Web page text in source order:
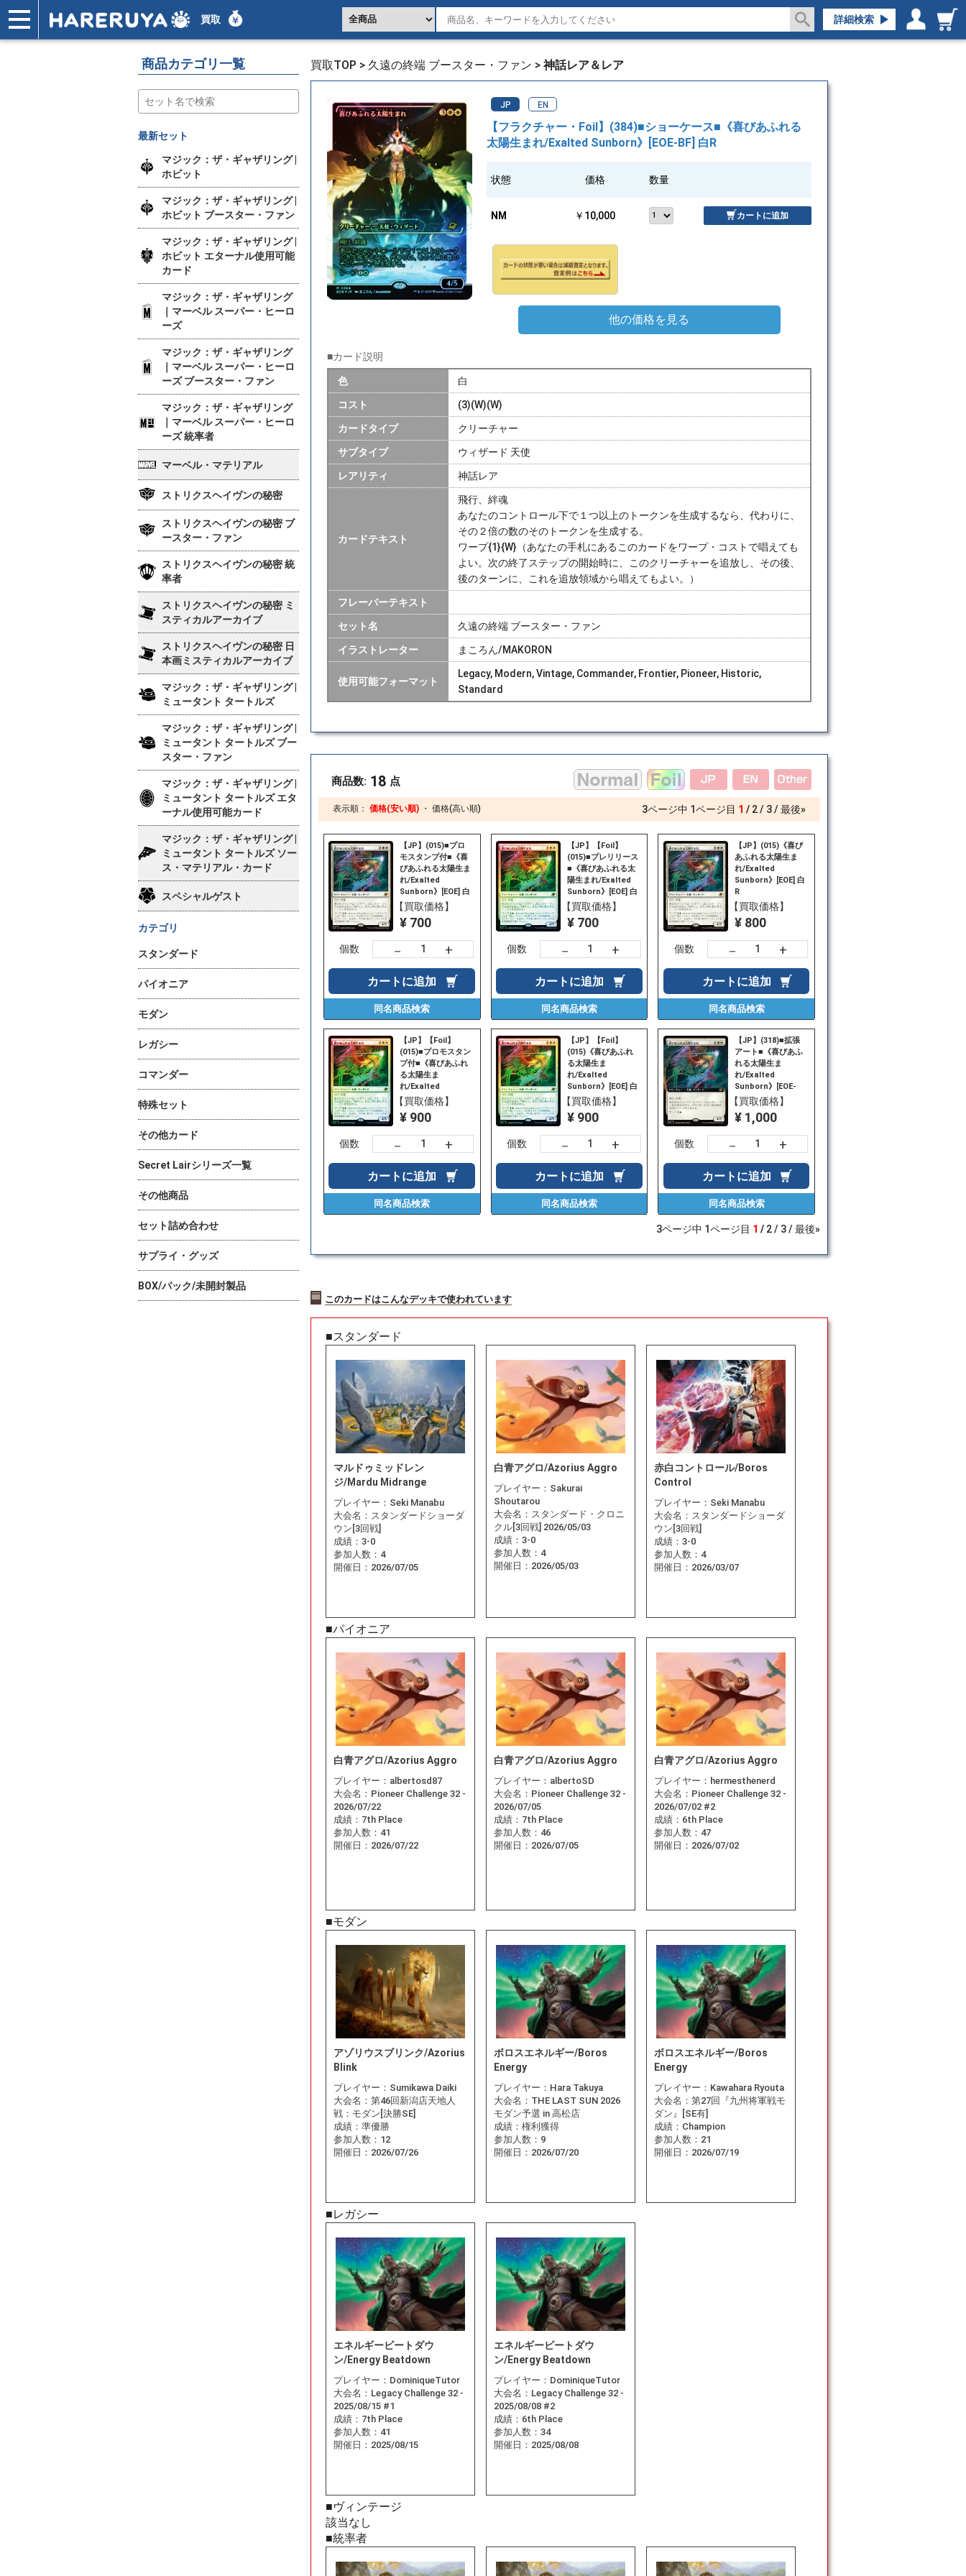
買取 詳細検索
商品カテゴリ一覧 買取TOP > 久遠の終端 ブースター・ファン > 神話レア＆レア
JP EN
【フラクチャー・Foil】(384)■ショーケース■《喜びあふれる
太陽生まれ/Exalted Sunborn》[EOE-BF] 白R
状態 価格 数量
NM ￥10,000 カートに追加
他の価格を見る
■カード説明
色 白
コスト (3)(W)(W)
カードタイプ クリーチャー
サブタイプ ウィザード 天使
レアリティ 神話レア
カードテキスト
飛行、絆魂
あなたのコントロール下で１つ以上のトークンを生成するなら、代わりに、
その２倍の数のそのトークンを生成する。
ワープ{1}{W}（あなたの手札にあるこのカードをワープ・コストで唱えても
よい。次の終了ステップの開始時に、このクリーチャーを追放し、その後、
後のターンに、これを追放領域から唱えてもよい。）
フレーバーテキスト
セット名 久遠の終端 ブースター・ファン
イラストレーター まころん/MAKORON
使用可能フォーマット
Legacy, Modern, Vintage, Commander, Frontier, Pioneer, Historic,
Standard
商品数: 18 点
表示順： 価格(安い順) ・ 価格(高い順) 3ページ中 1ページ目 1 2 3 最後»
【JP】(015)■プロ
モスタンプ付■《喜
びあふれる太陽生ま
れ/Exalted
Sunborn》[EOE] 白
R
【買取価格】
¥ 700
個数 － +
カートに追加
同名商品検索
【JP】【Foil】
(015)■プレリリース
■《喜びあふれる太
陽生まれ/Exalted
Sunborn》[EOE] 白
R
【買取価格】
¥ 700
個数 － +
カートに追加
同名商品検索
【JP】(015)《喜び
あふれる太陽生ま
れ/Exalted
Sunborn》[EOE] 白
R
【買取価格】
¥ 800
個数 － +
カートに追加
同名商品検索
【JP】【Foil】
(015)■プロモスタン
プ付■《喜びあふれ
る太陽生ま
れ/Exalted
Sunborn》[EOE] 白
R
【買取価格】
¥ 900
個数 － +
カートに追加
同名商品検索
【JP】【Foil】
(015)《喜びあふれ
る太陽生ま
れ/Exalted
Sunborn》[EOE] 白
R
【買取価格】
¥ 900
個数 － +
カートに追加
同名商品検索
【JP】(318)■拡張
アート■《喜びあふ
れる太陽生ま
れ/Exalted
Sunborn》[EOE-
BF] 白R
【買取価格】
¥ 1,000
個数 － +
カートに追加
同名商品検索
3ページ中 1ページ目 1 2 3 最後»
このカードはこんなデッキで使われています
■スタンダード
マルドゥミッドレン
ジ/Mardu Midrange
プレイヤー： Seki Manabu
大会名： スタンダードショーダ
ウン[3回戦]
成績： 3-0
参加人数： 4
開催日： 2026/07/05
白青アグロ/Azorius Aggro
プレイヤー： Sakurai
Shoutarou
大会名： スタンダード・クロニ
クル[3回戦] 2026/05/03
成績： 3-0
参加人数： 4
開催日： 2026/05/03
赤白コントロール/Boros
Control
プレイヤー： Seki Manabu
大会名： スタンダードショーダ
ウン[3回戦]
成績： 3-0
参加人数： 4
開催日： 2026/03/07
■パイオニア
白青アグロ/Azorius Aggro
プレイヤー： albertosd87
大会名： Pioneer Challenge 32 -
2026/07/22
成績： 7th Place
参加人数： 41
開催日： 2026/07/22
白青アグロ/Azorius Aggro
プレイヤー： albertoSD
大会名： Pioneer Challenge 32 -
2026/07/05
成績： 7th Place
参加人数： 46
開催日： 2026/07/05
白青アグロ/Azorius Aggro
プレイヤー： hermesthenerd
大会名： Pioneer Challenge 32 -
2026/07/02 #2
成績： 6th Place
参加人数： 47
開催日： 2026/07/02
■モダン
アゾリウスブリンク/Azorius
Blink
プレイヤー： Sumikawa Daiki
大会名： 第46回新潟店天地人
戦：モダン[決勝SE]
成績： 準優勝
参加人数： 12
開催日： 2026/07/26
ボロスエネルギー/Boros
Energy
プレイヤー： Hara Takuya
大会名： THE LAST SUN 2026
モダン予選 in 高松店
成績： 権利獲得
参加人数： 9
開催日： 2026/07/20
ボロスエネルギー/Boros
Energy
プレイヤー： Kawahara Ryouta
大会名： 第27回『九州将軍戦モ
ダン』[SE有]
成績： Champion
参加人数： 21
開催日： 2026/07/19
■レガシー
エネルギービートダウ
ン/Energy Beatdown
プレイヤー： DominiqueTutor
大会名： Legacy Challenge 32 -
2025/08/15 #1
成績： 7th Place
参加人数： 41
開催日： 2025/08/15
エネルギービートダウ
ン/Energy Beatdown
プレイヤー： DominiqueTutor
大会名： Legacy Challenge 32 -
2025/08/08 #2
成績： 6th Place
参加人数： 34
開催日： 2025/08/08
■ヴィンテージ
該当なし
■統率者